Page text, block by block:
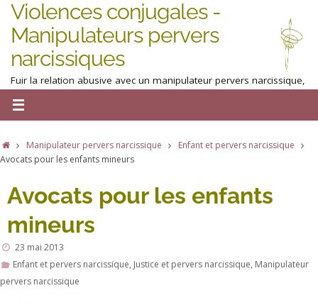
Violences conjugales -
Manipulateurs pervers
narcissiques
Fuir la relation abusive avec un manipulateur pervers narcissique,
Manipulateur pervers narcissique
Enfant et pervers narcissique
Avocats pour les enfants mineurs
Avocats pour les enfants
mineurs
23 mai 2013
Enfant et pervers narcissique, Justice et pervers narcissique, Manipulateur
pervers narcissique